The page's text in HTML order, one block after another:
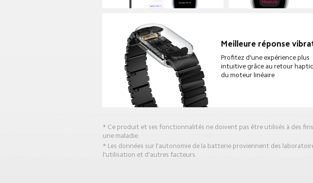
Meilleure réponse
Profitez d'une expérience plus
intuitive grâce au retour
du moteur linéaire
* Ce produit et ses fonctionnalités ne doivent pas être utilisés à des
une maladie.
* Les données sur l'autonomie de la batterie proviennent des
l'utilisation et d'autres facteurs.